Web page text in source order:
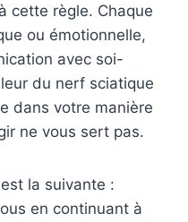
cette règle. Chaque
ou émotionnelle,
avec soi-
du nerf sciatique
dans votre manière
ne vous sert pas.
la suivante :
en continuant à